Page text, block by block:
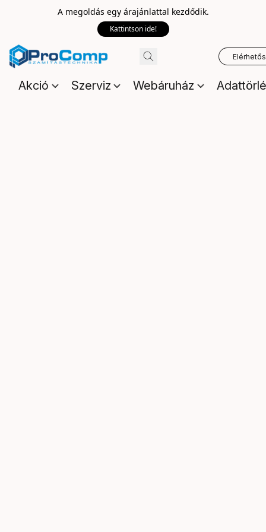
A megoldás egy árajánlattal kezdődik.
Kattintson ide!
Akció Szerviz Webáruház